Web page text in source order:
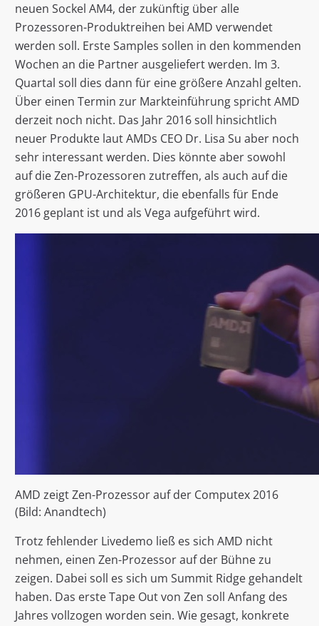
neuen Sockel AM4, der zukünftig über alle
Prozessoren-Produktreihen bei AMD verwendet
werden soll. Erste Samples sollen in den kommenden
Wochen an die Partner ausgeliefert werden. Im 3.
Quartal soll dies dann für eine größere Anzahl gelten.
Über einen Termin zur Markteinführung spricht AMD
derzeit noch nicht. Das Jahr 2016 soll hinsichtlich
neuer Produkte laut AMDs CEO Dr. Lisa Su aber noch
sehr interessant werden. Dies könnte aber sowohl
auf die Zen-Prozessoren zutreffen, als auch auf die
größeren GPU-Architektur, die ebenfalls für Ende
2016 geplant ist und als Vega aufgeführt wird.
AMD zeigt Zen-Prozessor auf der Computex 2016
(Bild: Anandtech)
Trotz fehlender Livedemo ließ es sich AMD nicht
nehmen, einen Zen-Prozessor auf der Bühne zu
zeigen. Dabei soll es sich um Summit Ridge gehandelt
haben. Das erste Tape Out von Zen soll Anfang des
Jahres vollzogen worden sein. Wie gesagt, konkrete